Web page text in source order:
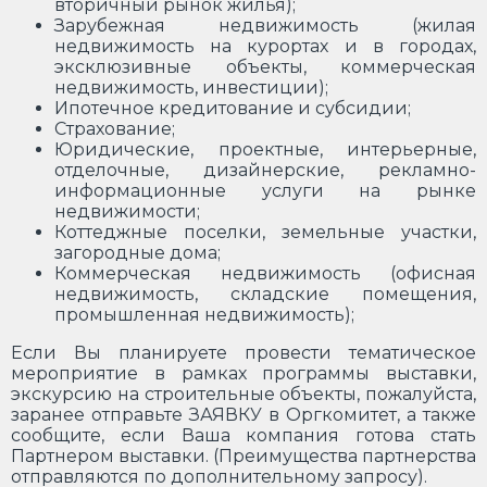
вторичный рынок жилья);
Зарубежная недвижимость (жилая
недвижимость на курортах и в городах,
эксклюзивные объекты, коммерческая
недвижимость, инвестиции);
Ипотечное кредитование и субсидии;
Страхование;
Юридические, проектные, интерьерные,
отделочные, дизайнерские, рекламно-
информационные услуги на рынке
недвижимости;
Коттеджные поселки, земельные участки,
загородные дома;
Коммерческая недвижимость (офисная
недвижимость, складские помещения,
промышленная недвижимость);
Если Вы планируете провести тематическое
мероприятие в рамках программы выставки,
экскурсию на строительные объекты, пожалуйста,
заранее отправьте ЗАЯВКУ в Оргкомитет, а также
сообщите, если Ваша компания готова стать
Партнером выставки. (Преимущества партнерства
отправляются по дополнительному запросу).